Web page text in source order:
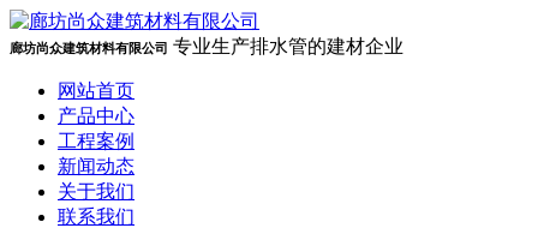
廊坊尚众建筑材料有限公司 专业生产排水管的建材企业
网站首页
产品中心
工程案例
新闻动态
关于我们
联系我们